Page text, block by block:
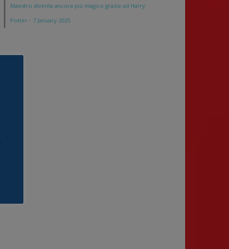
Maestro diventa ancora più magico grazie ad Harry
Potter · 7 January 2025